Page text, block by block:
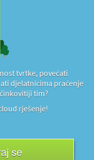
tvrtke, povećati
djelatnicima praćenje
tim?
rješenje!
se